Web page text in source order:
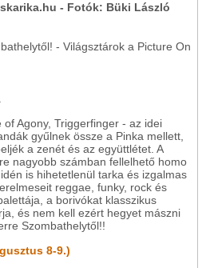
- Fotók: Büki László
of Agony, Triggerfinger - az idei
gyűlnek össze a Pinka mellett,
a zenét és az együttlétet. A
nagyobb számban fellelhető homo
is hihetetlenül tarka és izgalmas
reggae, funky, rock és
a borivókat klasszikus
és nem kell ezért hegyet mászni
Szombathelytől!!
8-9.)